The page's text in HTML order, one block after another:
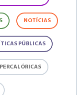
NOTÍCIAS
PÚBLICAS